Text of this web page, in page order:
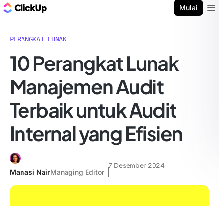
Mulai
PERANGKAT LUNAK
10 Perangkat Lunak
Manajemen Audit
Terbaik untuk Audit
Internal yang Efisien
Manasi NairManaging Editor
7 Desember 2024